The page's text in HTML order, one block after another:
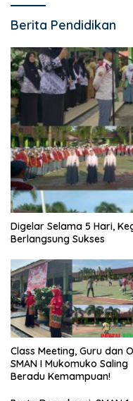
Berita Pendidikan
Digelar Selama 5 Hari,
Berlangsung Sukses
Class Meeting, Guru dan
SMAN I Mukomuko Saling
Beradu Kemampuan!